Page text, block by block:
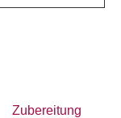
Zubereitung